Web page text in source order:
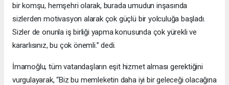
bir komşu, hemşehri olarak, burada umudun inşasında
sizlerden motivasyon alarak çok güçlü bir yolculuğa başladı.
Sizler de onunla iş birliği yapma konusunda çok yürekli ve
kararlısınız, bu çok önemli.” dedi.
İmamoğlu, tüm vatandaşların eşit hizmet alması gerektiğini
vurgulayarak, “Biz bu memleketin daha iyi bir geleceği olacağına